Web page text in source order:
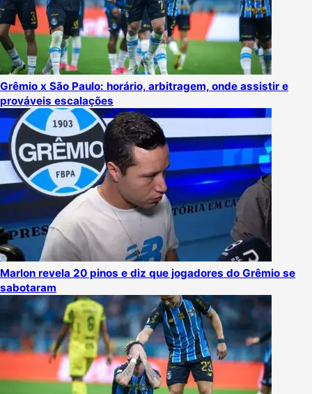
Grêmio x São Paulo: horário, arbitragem, onde assistir e
prováveis escalações
Marlon revela 20 pinos e diz que jogadores do Grêmio se
sabotaram